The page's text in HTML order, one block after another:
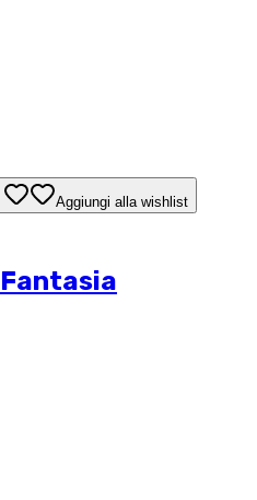
Aggiungi alla wishlist